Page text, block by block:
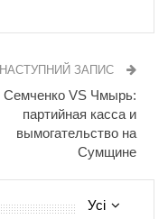
НАСТУПНИЙ ЗАПИС
Семченко VS Чмырь:
партийная касса и
вымогательство на
Сумщине
Усі